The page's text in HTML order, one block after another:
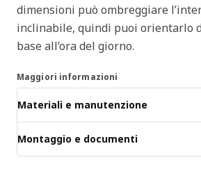
dimensioni può ombreggiare
inclinabile, quindi puoi orientarlo
base all’ora del giorno.
Maggiori informazioni
Materiali e manutenzione
Montaggio e documenti